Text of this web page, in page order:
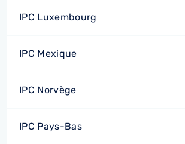
IPC Luxembourg
IPC Mexique
IPC Norvège
IPC Pays-Bas